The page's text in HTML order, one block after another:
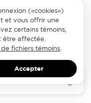
(«cookies»)
et vous offrir une
certains témoins,
affectée.
fichiers témoins
Accepter